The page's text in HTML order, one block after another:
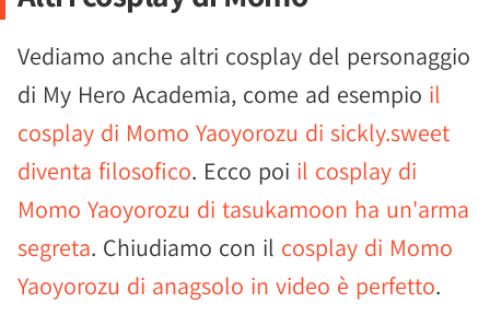
Vediamo anche altri cosplay del personaggio
di My Hero Academia, come ad esempio il
cosplay di Momo Yaoyorozu di sickly.sweet
diventa filosofico. Ecco poi il cosplay di
Momo Yaoyorozu di tasukamoon ha un'arma
segreta. Chiudiamo con il cosplay di Momo
Yaoyorozu di anagsolo in video è perfetto.